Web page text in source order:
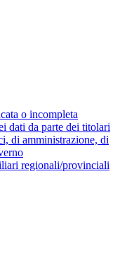
o incompleta
dati da parte dei titolari
di amministrazione, di
regionali/provinciali